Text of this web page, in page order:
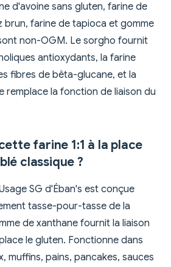
d'avoine sans gluten, farine de
brun, farine de tapioca et gomme
non-OGM. Le sorgho fournit
antioxydants, la farine
fibres de bêta-glucane, et la
remplace la fonction de liaison du
farine 1:1 à la place
classique ?
SG d'Éban's est conçue
tasse-pour-tasse de la
de xanthane fournit la liaison
le gluten. Fonctionne dans
muffins, pains, pancakes, sauces